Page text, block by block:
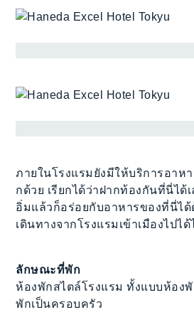
ภายในโรงแรมยังมีให้บริการอาห
กด้วย เรียกได้ว่าฝากท้องกันที่นี่ได้
อิ่มแล้วก็อร่อยกับอาหารของที่นี่ไ
เดินทางจากโรงแรมเข้าเมืองไปไ
ลักษณะที่พัก
ห้องพักสไตล์โรงแรม ทั้งแบบห้อง
พักเป็นครอบครัว